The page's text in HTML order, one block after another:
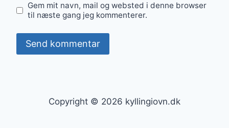
Gem mit navn, mail og websted i denne browser
til næste gang jeg kommenterer.
Copyright © 2026 kyllingiovn.dk